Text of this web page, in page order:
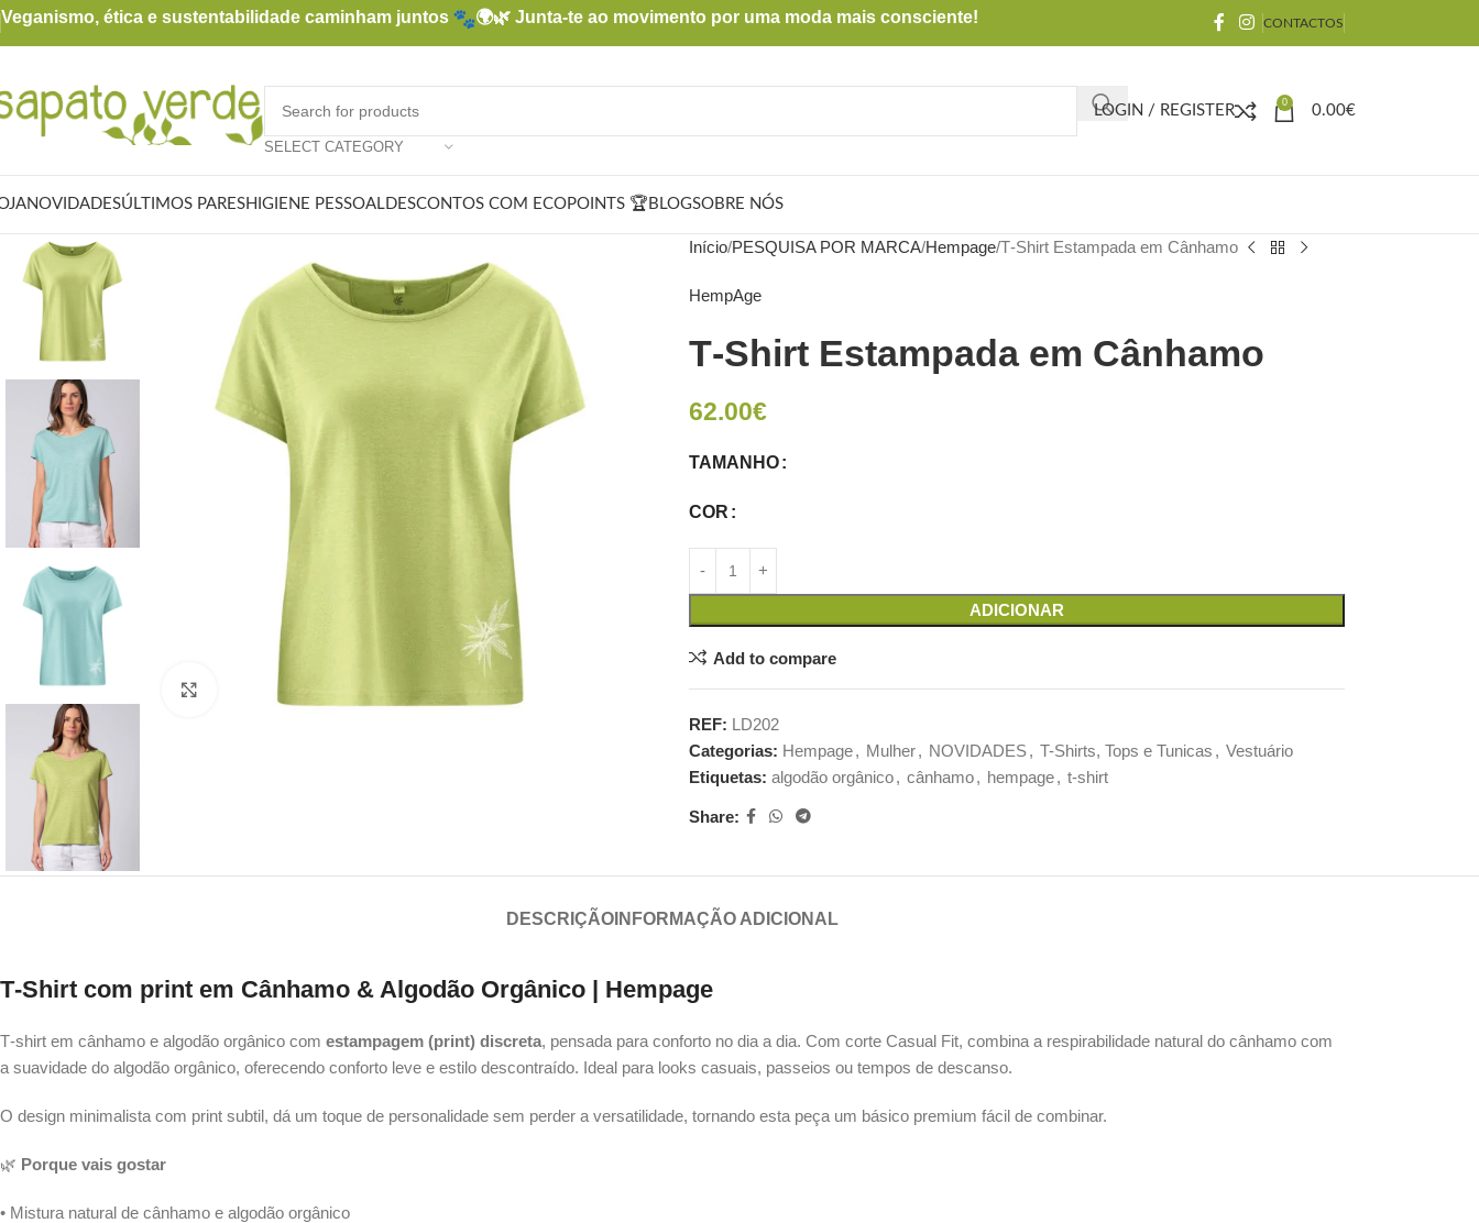
Veganismo, ética e sustentabilidade caminham juntos 🌍🌿 Junta-te ao movimento por uma moda mais consciente! CONTACTOS
SELECT CATEGORY
LOGIN / REGISTER
0
0.00€
NOVIDADESÚLTIMOS PARESHIGIENE PESSOALDESCONTOS COM ECOPOINTS 🏆 BLOGSOBRE NÓS
Click to enlarge
Início PESQUISA POR MARCA Hempage T‑Shirt Estampada em Cânhamo
HempAge
T‑Shirt Estampada em Cânhamo
62.00€
TAMANHO
COR
ADICIONAR
Add to compare
REF: LD202
Categorias: Hempage, Mulher, NOVIDADES, T-Shirts, Tops e Tunicas , Vestuário
Etiquetas: algodão orgânico, cânhamo, hempage, t-shirt
Share:
DESCRIÇÃO INFORMAÇÃO ADICIONAL
T‑Shirt com print em Cânhamo & Algodão Orgânico | Hempage
T‑shirt em cânhamo e algodão orgânico com estampagem (print) discreta, pensada para conforto no dia a dia. Com corte Casual Fit, combina a respirabilidade natural do cânhamo com
a suavidade do algodão orgânico, oferecendo conforto leve e estilo descontraído. Ideal para looks casuais, passeios ou tempos de descanso.
O design minimalista com print subtil, dá um toque de personalidade sem perder a versatilidade, tornando esta peça um básico premium fácil de combinar.
🌿 Porque vais gostar
• Mistura natural de cânhamo e algodão orgânico